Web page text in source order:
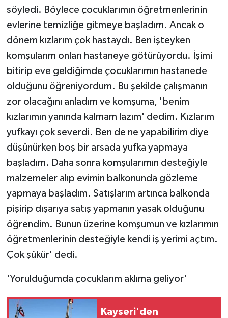
söyledi. Böylece çocuklarımın öğretmenlerinin
evlerine temizliğe gitmeye başladım. Ancak o
dönem kızlarım çok hastaydı. Ben işteyken
komşularım onları hastaneye götürüyordu. İşimi
bitirip eve geldiğimde çocuklarımın hastanede
olduğunu öğreniyordum. Bu şekilde çalışmanın
zor olacağını anladım ve komşuma, 'benim
kızlarımın yanında kalmam lazım' dedim. Kızlarım
yufkayı çok severdi. Ben de ne yapabilirim diye
düşünürken boş bir arsada yufka yapmaya
başladım. Daha sonra komşularımın desteğiyle
malzemeler alıp evimin balkonunda gözleme
yapmaya başladım. Satışlarım artınca balkonda
pişirip dışarıya satış yapmanın yasak olduğunu
öğrendim. Bunun üzerine komşumun ve kızlarımın
öğretmenlerinin desteğiyle kendi iş yerimi açtım.
Çok şükür' dedi.
'Yorulduğumda çocuklarım aklıma geliyor'
Kayseri'den